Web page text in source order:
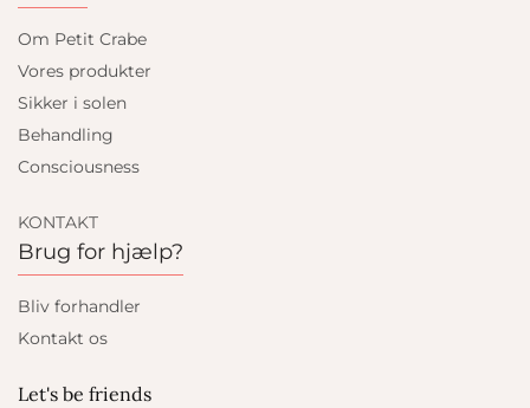
Om Petit Crabe
Vores produkter
Sikker i solen
Behandling
Consciousness
KONTAKT
Brug for hjælp?
Bliv forhandler
Kontakt os
Let's be friends